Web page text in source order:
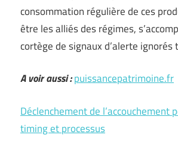
consommation régulière de ces
être les alliés des régimes,
cortège de signaux d’alerte
A voir aussi :puissancepatrimoine.fr
Déclenchement de l’accouchement
timing et processus